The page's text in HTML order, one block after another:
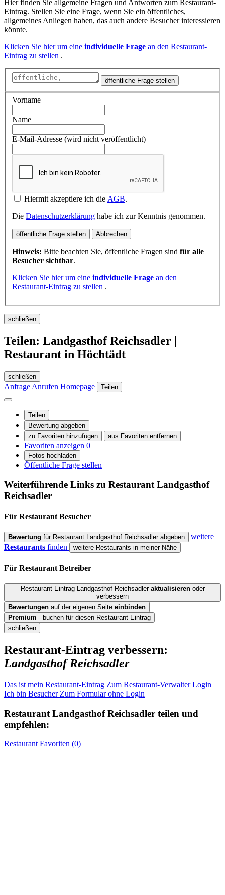
Hier finden Sie allgemeine Fragen und Antworten zum Restaurant-
Eintrag. Stellen Sie eine Frage, wenn Sie ein öffentliches,
allgemeines Anliegen haben, das auch andere Besucher interessieren
könnte.
Klicken Sie hier um eine individuelle Frage an den Restaurant-
Eintrag zu stellen .
öffentliche Frage stellen
Vorname
Name
E-Mail-Adresse (wird nicht veröffentlicht)
Hiermit akzeptiere ich die AGB.
Die Datenschutzerklärung habe ich zur Kenntnis genommen.
öffentliche Frage stellen Abbrechen
Hinweis: Bitte beachten Sie, öffentliche Fragen sind für alle
Besucher sichtbar.
Klicken Sie hier um eine individuelle Frage an den
Restaurant-Eintrag zu stellen .
schließen
Teilen: Landgasthof Reichsadler |
Restaurant in Höchtädt
schließen
Anfrage Anrufen Homepage Teilen
Teilen
Bewertung abgeben
zu Favoriten hinzufügen
aus Favoriten entfernen
Favoriten anzeigen 0
Fotos hochladen
Öffentliche Frage stellen
Weiterführende Links zu Restaurant Landgasthof
Reichsadler
Für Restaurant Besucher
Bewertung für Restaurant Landgasthof Reichsadler abgeben
weitere
Restaurants finden weitere Restaurants in meiner Nähe
Für Restaurant Betreiber
Restaurant-Eintrag Landgasthof Reichsadler aktualisierenoder
verbessern
Bewertungen auf der eigenen Seite einbinden
Premium - buchen für diesen Restaurant-Eintrag
schließen
Restaurant-Eintrag verbessern:
Landgasthof Reichsadler
Das ist mein Restaurant-Eintrag Zum Restaurant-Verwalter Login
Ich bin Besucher Zum Formular ohne Login
Restaurant Landgasthof Reichsadler teilen und
empfehlen:
Restaurant Favoriten (0)